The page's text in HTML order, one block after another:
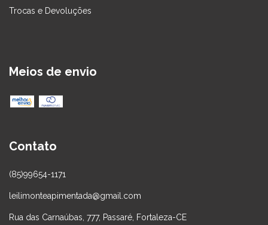
Trocas e Devoluções
Meios de envio
Contato
(85)99654-1171
leilimonteapimentada@gmail.com
Rua das Carnaúbas, 777, Passaré, Fortaleza-CE